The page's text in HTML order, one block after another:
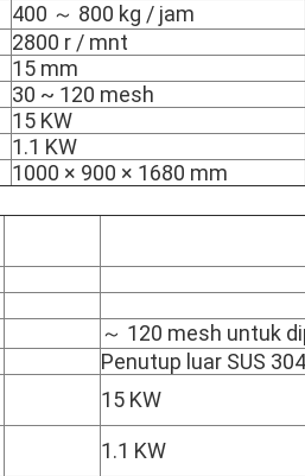
400 ～ 800 kg / jam
2800 r / mnt
15 mm
30 ~ 120 mesh
15 KW
1.1 KW
1000 × 900 × 1680 mm
～ 120 mesh untuk
Penutup luar SUS 304
15 KW
1.1 KW